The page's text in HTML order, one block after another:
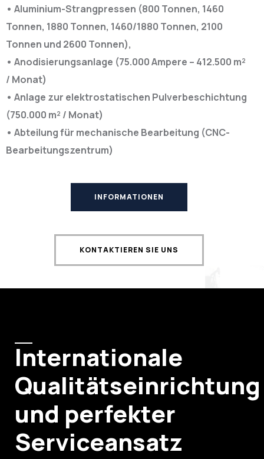
• Aluminium-Strangpressen (800 Tonnen, 1460
Tonnen, 1880 Tonnen, 1460/1880 Tonnen, 2100
Tonnen und 2600 Tonnen),
• Anodisierungsanlage (75.000 Ampere – 412.500 m²
/ Monat)
• Anlage zur elektrostatischen Pulverbeschichtung
(750.000 m² / Monat)
• Abteilung für mechanische Bearbeitung (CNC-
Bearbeitungszentrum)
INFORMATIONEN
KONTAKTIEREN SIE UNS
Internationale
Qualitätseinrichtung
und perfekter
Serviceansatz